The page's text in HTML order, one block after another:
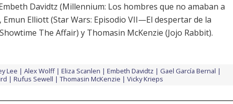
Davidtz (Millennium: Los hombres que no amaban a
Emun Elliott (Star Wars: Episodio VII—El despertar de la
The Affair) y Thomasin McKenzie (Jojo Rabbit).
Lee Alex Wolff Eliza Scanlen Embeth Davidtz
Gael García Bernal
Rufus Sewell Thomasin McKenzie Vicky Krieps